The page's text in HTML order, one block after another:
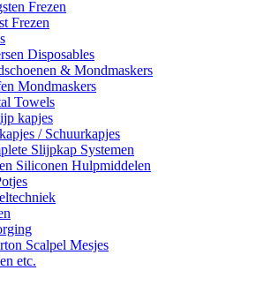
Frezen
Frezen
Disposables
& Mondmaskers
Mondmaskers
Towels
kapjes
/ Schuurkapjes
Slijpkap Systemen
Siliconen Hulpmiddelen
Scalpel Mesjes
etc.